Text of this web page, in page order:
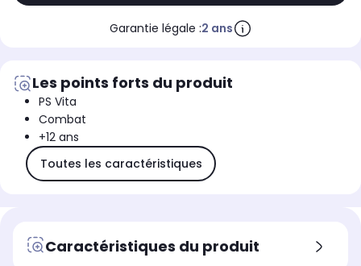
Garantie légale :2 ans
Les points forts du produit
PS Vita
Combat
+12 ans
Toutes les caractéristiques
Caractéristiques du produit